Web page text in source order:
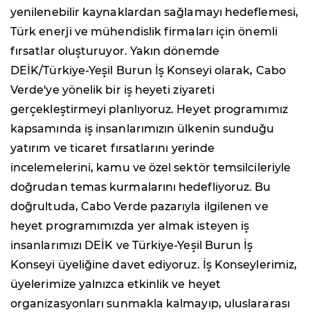
yenilenebilir kaynaklardan sağlamayı hedeflemesi,
Türk enerji ve mühendislik firmaları için önemli
fırsatlar oluşturuyor. Yakın dönemde
DEİK/Türkiye-Yeşil Burun İş Konseyi olarak, Cabo
Verde'ye yönelik bir iş heyeti ziyareti
gerçekleştirmeyi planlıyoruz. Heyet programımız
kapsamında iş insanlarımızın ülkenin sunduğu
yatırım ve ticaret fırsatlarını yerinde
incelemelerini, kamu ve özel sektör temsilcileriyle
doğrudan temas kurmalarını hedefliyoruz. Bu
doğrultuda, Cabo Verde pazarıyla ilgilenen ve
heyet programımızda yer almak isteyen iş
insanlarımızı DEİK ve Türkiye-Yeşil Burun İş
Konseyi üyeliğine davet ediyoruz. İş Konseylerimiz,
üyelerimize yalnızca etkinlik ve heyet
organizasyonları sunmakla kalmayıp, uluslararası